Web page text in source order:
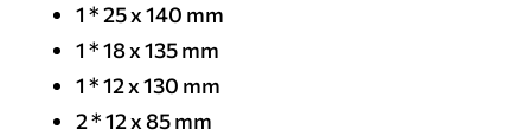
1 * 25 x 140 mm
1 * 18 x 135 mm
1 * 12 x 130 mm
2 * 12 x 85 mm